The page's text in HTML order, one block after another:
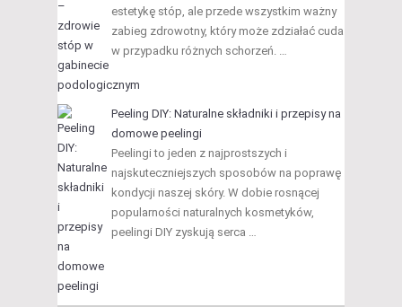
estetykę stóp, ale przede wszystkim ważny
zabieg zdrowotny, który może zdziałać cuda
w przypadku różnych schorzeń. …
Peeling DIY: Naturalne składniki i przepisy na
domowe peelingi
Peelingi to jeden z najprostszych i
najskuteczniejszych sposobów na poprawę
kondycji naszej skóry. W dobie rosnącej
popularności naturalnych kosmetyków,
peelingi DIY zyskują serca …